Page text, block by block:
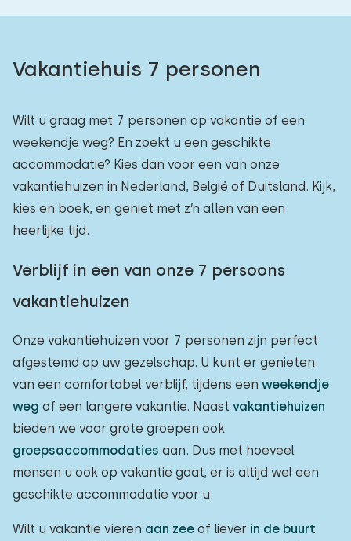
Vakantiehuis 7 personen
Wilt u graag met 7 personen op vakantie of een
weekendje weg? En zoekt u een geschikte
accommodatie? Kies dan voor een van onze
vakantiehuizen in Nederland, België of Duitsland. Kijk,
kies en boek, en geniet met z’n allen van een
heerlijke tijd.
Verblijf in een van onze 7 persoons
vakantiehuizen
Onze vakantiehuizen voor 7 personen zijn perfect
afgestemd op uw gezelschap. U kunt er genieten
van een comfortabel verblijf, tijdens een weekendje
weg of een langere vakantie. Naast vakantiehuizen
bieden we voor grote groepen ook
groepsaccommodaties aan. Dus met hoeveel
mensen u ook op vakantie gaat, er is altijd wel een
geschikte accommodatie voor u.
Wilt u vakantie vieren aan zee of liever in de buurt